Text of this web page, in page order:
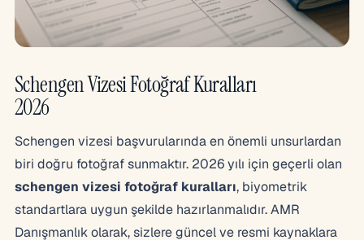
Schengen Vizesi Fotoğraf Kuralları
2026
Schengen vizesi başvurularında en önemli unsurlardan
biri doğru fotoğraf sunmaktır. 2026 yılı için geçerli olan
schengen vizesi fotoğraf kuralları, biyometrik
standartlara uygun şekilde hazırlanmalıdır. AMR
Danışmanlık olarak, sizlere güncel ve resmi kaynaklara